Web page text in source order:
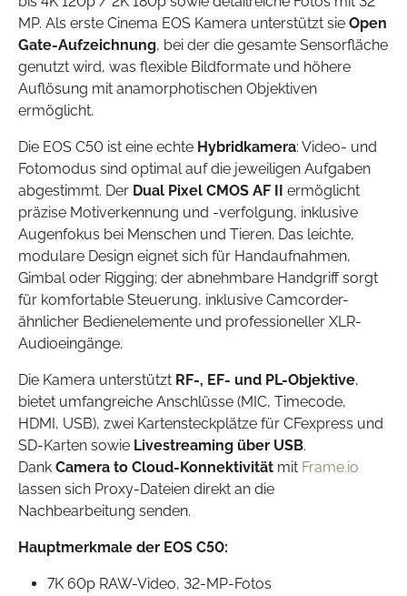
MP. Als erste Cinema EOS Kamera unterstützt sie Open
Gate-Aufzeichnung, bei der die gesamte Sensorfläche
genutzt wird, was flexible Bildformate und höhere
Auflösung mit anamorphotischen Objektiven
ermöglicht.
Die EOS C50 ist eine echte Hybridkamera: Video- und
Fotomodus sind optimal auf die jeweiligen Aufgaben
abgestimmt. Der Dual Pixel CMOS AF II ermöglicht
präzise Motiverkennung und -verfolgung, inklusive
Augenfokus bei Menschen und Tieren. Das leichte,
modulare Design eignet sich für Handaufnahmen,
Gimbal oder Rigging; der abnehmbare Handgriff sorgt
für komfortable Steuerung, inklusive Camcorder-
ähnlicher Bedienelemente und professioneller XLR-
Audioeingänge.
Die Kamera unterstützt RF-, EF- und PL-Objektive,
bietet umfangreiche Anschlüsse (MIC, Timecode,
HDMI, USB), zwei Kartensteckplätze für CFexpress und
SD-Karten sowie Livestreaming über USB.
Dank Camera to Cloud-Konnektivität mit Frame.io
lassen sich Proxy-Dateien direkt an die
Nachbearbeitung senden.
Hauptmerkmale der EOS C50:
7K 60p RAW-Video, 32-MP-Fotos